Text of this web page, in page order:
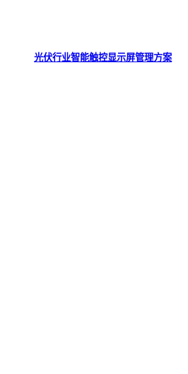
光伏行业智能触控显示屏管理方案